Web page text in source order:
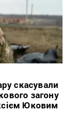
скасували
загону
Юковим